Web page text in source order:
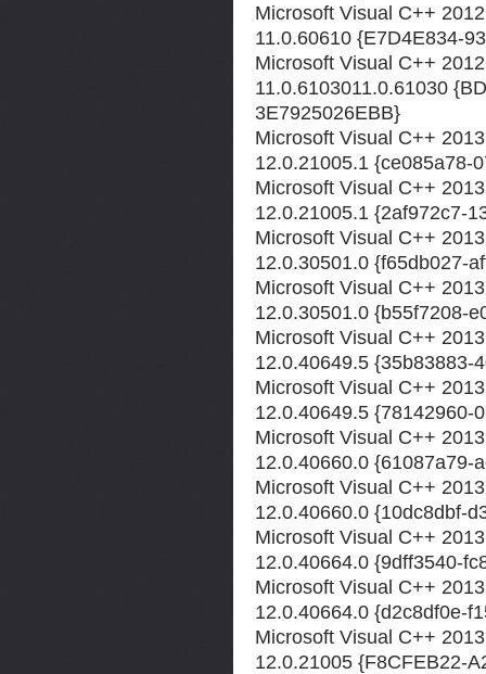
Microsoft Visual C++
11.0.60610 {E7D4E834-
Microsoft Visual C++
11.0.6103011.0.61030
3E7925026EBB}
Microsoft Visual C++
12.0.21005.1 {ce085a78-
Microsoft Visual C++
12.0.21005.1 {2af972c7-
Microsoft Visual C++
12.0.30501.0 {f65db027-
Microsoft Visual C++
12.0.30501.0 {b55f7208-
Microsoft Visual C++
12.0.40649.5 {35b83883-
Microsoft Visual C++
12.0.40649.5 {78142960-
Microsoft Visual C++
12.0.40660.0 {61087a79-
Microsoft Visual C++
12.0.40660.0 {10dc8dbf-
Microsoft Visual C++
12.0.40664.0 {9dff3540-
Microsoft Visual C++
12.0.40664.0 {d2c8df0e-
Microsoft Visual C++
12.0.21005 {F8CFEB22-